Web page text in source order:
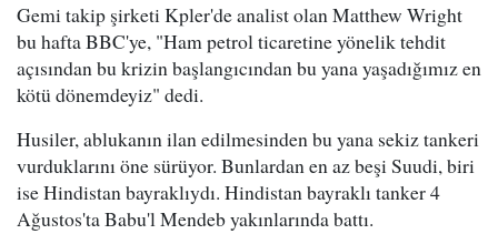
Gemi takip şirketi Kpler'de analist olan Matthew Wright
bu hafta BBC'ye, "Ham petrol ticaretine yönelik tehdit
açısından bu krizin başlangıcından bu yana yaşadığımız en
kötü dönemdeyiz" dedi.
Husiler, ablukanın ilan edilmesinden bu yana sekiz tankeri
vurduklarını öne sürüyor. Bunlardan en az beşi Suudi, biri
ise Hindistan bayraklıydı. Hindistan bayraklı tanker 4
Ağustos'ta Babu'l Mendeb yakınlarında battı.